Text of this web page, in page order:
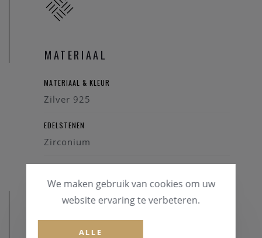
MATERIAAL
MATERIAAL & KLEUR
Zilver 925
EDELSTENEN
Zirconium
We maken gebruik van cookies om uw
website ervaring te verbeteren.
ALLE